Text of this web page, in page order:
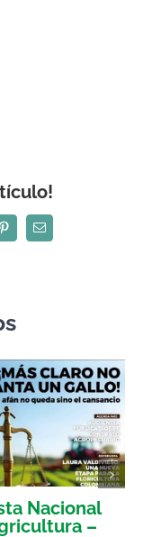
PinterestCorreo
electrónico
Nacional
–